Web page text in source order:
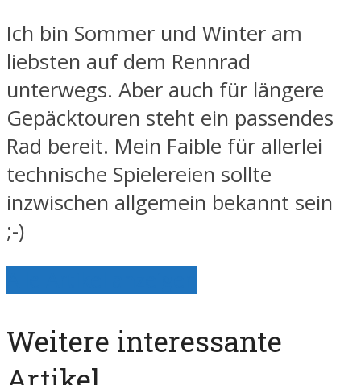
Ich bin Sommer und Winter am
liebsten auf dem Rennrad
unterwegs. Aber auch für längere
Gepäcktouren steht ein passendes
Rad bereit. Mein Faible für allerlei
technische Spielereien sollte
inzwischen allgemein bekannt sein
;-)
Weitere interessante